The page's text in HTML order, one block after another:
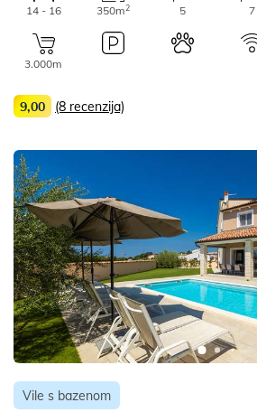
14 - 16 350m2 5 7
3.000m
9,00 (8 recenzija)
Vile s bazenom